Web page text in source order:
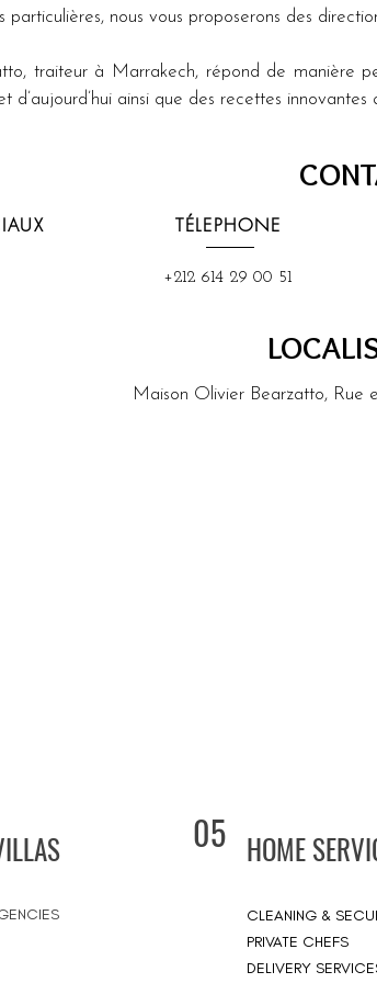
particulières, nous vous proposerons des
traiteur à Marrakech, répond de manière
d’aujourd’hui ainsi que des recettes
TÉLEPHONE
+212 614 29 00 51
Maison Olivier Bearzatto, Rue
05 HOME
CLEANING &
PRIVATE CHEFS
DELIVERY